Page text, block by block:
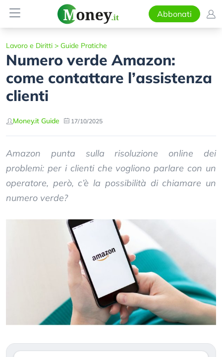
Abbonati
Lavoro e Diritti > Guide Pratiche
Numero verde Amazon:
come contattare l’assistenza
clienti
Money.it Guide 17/10/2025
Amazon punta sulla risoluzione online dei
problemi: per i clienti che vogliono parlare con un
operatore, però, c’è la possibilità di chiamare un
numero verde?